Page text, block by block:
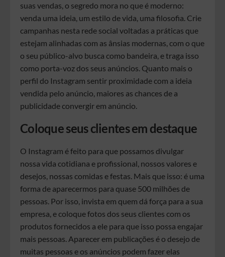
suas vendas, o segredo mora no que é moderno:
venda uma ideia, um estilo de vida, uma filosofia. Crie
campanhas nesta rede social voltadas a práticas que
estejam alinhadas com as ânsias modernas, com o que
o seu público-alvo busca como bandeira, e traga isso
como porta-voz dos seus anúncios. Quanto mais o
perfil do Instagram sentir proximidade com a ideia
vendida pelo anúncio, maiores as chances de a
publicidade convergir em anúncio.
Coloque seus clientes em destaque
O Instagram é feito para que possamos divulgar
nossa vida cotidiana e profissional, nossos valores e
desejos, nossas comidas e festas. Mais que isso: é uma
forma de aparecermos para quase 500 milhões de
pessoas. Por isso, invista em quem dá força para a sua
empresa, e coloque fotos dos seus clientes com os
produtos fornecidos a ele para que isso possa engajar
mais pessoas. Aparecer em publicações é o desejo de
muitas pessoas e os anúncios podem fazer elas